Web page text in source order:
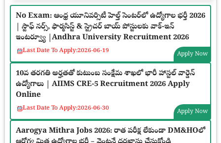
No Exam: ఆంధ్ర యూనివర్సిటీ హెల్త్ సెంటర్‌లో ఉద్యోగాల భర్తీ 2026
| స్టాఫ్ నర్స్, ఫార్మసిస్ట్ & స్ట్రెచర్ బాయ్ పోస్టులకు వాక్-ఇన్
ఇంటర్వ్యూ |Andhra University Recruitment 2026
Last Date To Apply:2026-06-19 Apply Now
10వ తరగతి అర్హతతో కుటుంబ సంక్షేమ శాఖలో భారీ హాస్టల్ వార్డెన్
ఉద్యోగాలు | AIIMS CRE-5 Recruitment 2026 Apply
Online
Last Date To Apply:2026-06-30 Apply Now
Aarogya Mithra Jobs 2026: రాత పరీక్ష లేకుండా DM&HOలో